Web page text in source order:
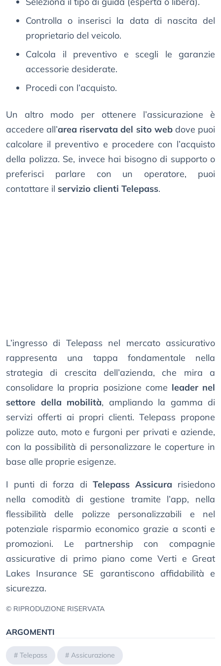
Controlla o inserisci la data di nascita del
proprietario del veicolo.
Calcola il preventivo e scegli le garanzie
accessorie desiderate.
Procedi con l’acquisto.
Un altro modo per ottenere l’assicurazione è
accedere all’area riservata del sito webdove puoi
calcolare il preventivo e procedere con l’acquisto
della polizza. Se, invece hai bisogno di supporto o
preferisci parlare con un operatore, puoi
contattare il servizio clienti Telepass.
L’ingresso di Telepass nel mercato assicurativo
rappresenta una tappa fondamentale nella
strategia di crescita dell’azienda, che mira a
consolidare la propria posizione come leader nel
settore della mobilità, ampliando la gamma di
servizi offerti ai propri clienti. Telepass propone
polizze auto, moto e furgoni per privati e aziende,
con la possibilità di personalizzare le coperture in
base alle proprie esigenze.
I punti di forza di Telepass Assicura risiedono
nella comodità di gestione tramite l’app, nella
flessibilità delle polizze personalizzabili e nel
potenziale risparmio economico grazie a sconti e
promozioni. Le partnership con compagnie
assicurative di primo piano come Verti e Great
Lakes Insurance SE garantiscono affidabilità e
sicurezza.
© RIPRODUZIONE RISERVATA
ARGOMENTI
# Telepass # Assicurazione